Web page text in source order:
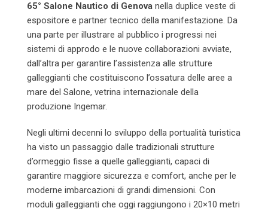
65° Salone Nautico di Genova nella duplice veste di
espositore e partner tecnico della manifestazione. Da
una parte per illustrare al pubblico i progressi nei
sistemi di approdo e le nuove collaborazioni avviate,
dall’altra per garantire l’assistenza alle strutture
galleggianti che costituiscono l’ossatura delle aree a
mare del Salone, vetrina internazionale della
produzione Ingemar.
Negli ultimi decenni lo sviluppo della portualità turistica
ha visto un passaggio dalle tradizionali strutture
d’ormeggio fisse a quelle galleggianti, capaci di
garantire maggiore sicurezza e comfort, anche per le
moderne imbarcazioni di grandi dimensioni. Con
moduli galleggianti che oggi raggiungono i 20×10 metri